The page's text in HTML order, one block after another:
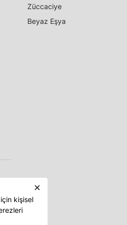
Züccaciye
Beyaz Eşya
close
kişisel